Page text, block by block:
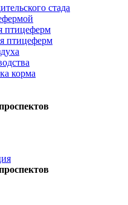
стада
птицеферм
птицеферм
корма